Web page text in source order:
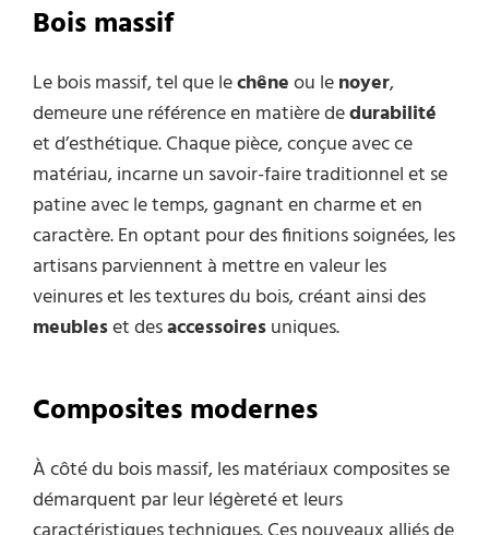
Bois massif
Le bois massif, tel que lechêneou lenoyer,
demeure une référence en matière dedurabilité
et d’esthétique. Chaque pièce, conçue avec ce
matériau, incarne un savoir-faire traditionnel et se
patine avec le temps, gagnant en charme et en
caractère. En optant pour des finitions soignées, les
artisans parviennent à mettre en valeur les
veinures et les textures du bois, créant ainsi des
meubleset desaccessoiresuniques.
Composites modernes
À côté du bois massif, les matériaux composites se
démarquent par leur légèreté et leurs